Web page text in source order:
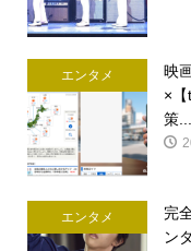
エンタメ
映
×
策...
エンタメ
完
ン